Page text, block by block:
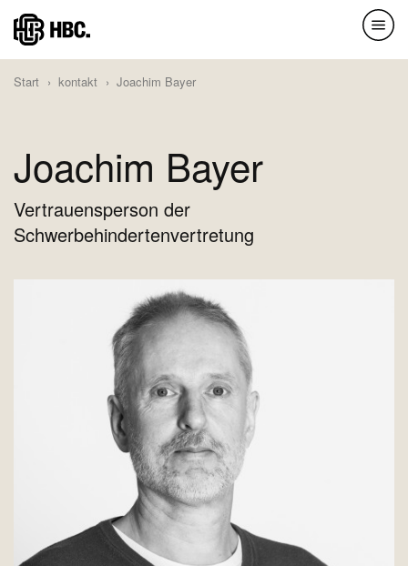
Direkt
zum
Inhalt
Start kontakt Joachim Bayer
Joachim Bayer
Vertrauensperson der
Schwerbehindertenvertretung